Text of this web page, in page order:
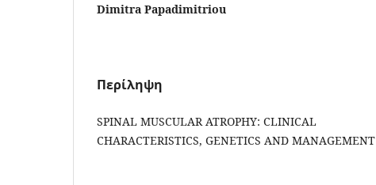
Dimitra Papadimitriou
Περίληψη
SPINAL MUSCULAR ATROPHY: CLINICAL
CHARACTERISTICS, GENETICS AND MANAGEMENT